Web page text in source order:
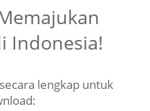
Indonesia!
lengkap untuk